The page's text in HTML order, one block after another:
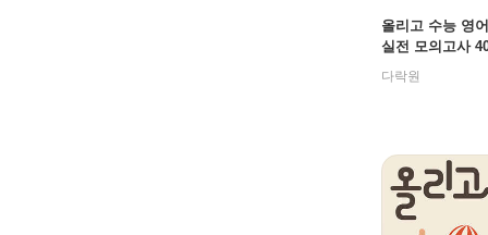
올리고 수능 영
실전 모의고사
다락원